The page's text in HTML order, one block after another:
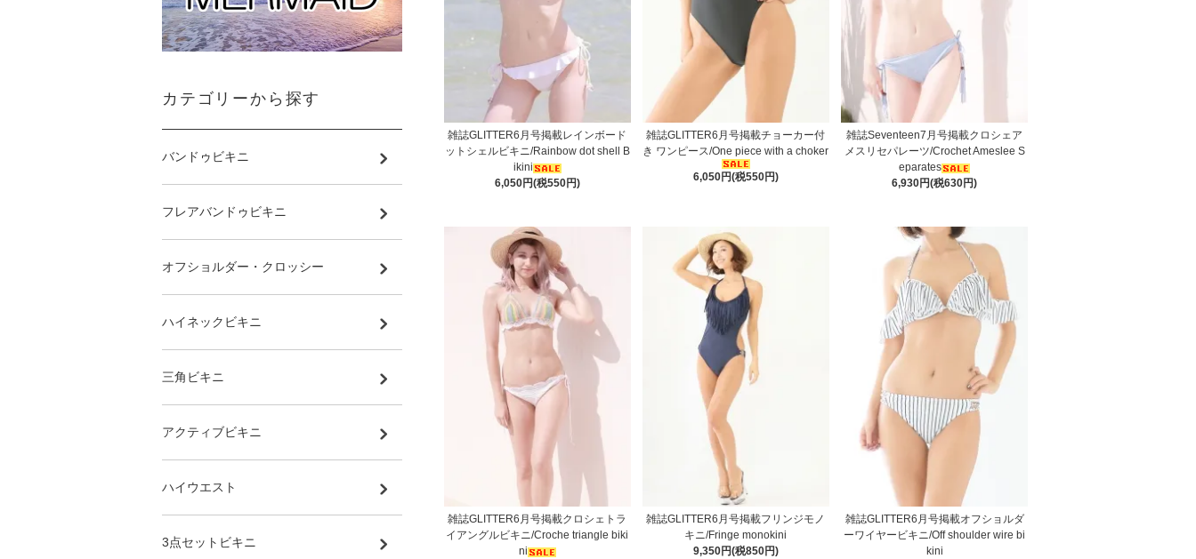
雑誌GLITTER6月号掲載レインボード
ットシェルビキニ/Rainbow dot shell B
ikini
6,050円(税550円)
雑誌GLITTER6月号掲載チョーカー付
き ワンピース/One piece with a choker
6,050円(税550円)
雑誌Seventeen7月号掲載クロシェア
メスリセパレーツ/Crochet Ameslee S
eparates
6,930円(税630円)
雑誌GLITTER6月号掲載クロシェトラ
イアングルビキニ/Croche triangle biki
ni
雑誌GLITTER6月号掲載フリンジモノ
キニ/Fringe monokini
9,350円(税850円)
雑誌GLITTER6月号掲載オフショルダ
ーワイヤービキニ/Off shoulder wire bi
kini
カテゴリーから探す
バンドゥビキニ
フレアバンドゥビキニ
オフショルダー・クロッシー
ハイネックビキニ
三角ビキニ
アクティブビキニ
ハイウエスト
3点セットビキニ